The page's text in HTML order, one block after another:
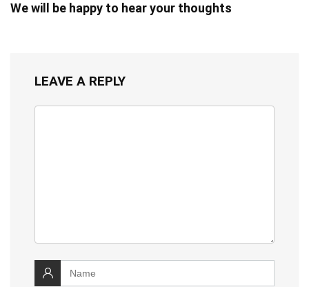
We will be happy to hear your thoughts
LEAVE A REPLY